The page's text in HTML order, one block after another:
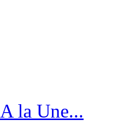
A la Une...